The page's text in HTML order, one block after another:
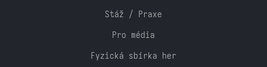
Stáž / Praxe
Pro média
Fyzická sbírka her